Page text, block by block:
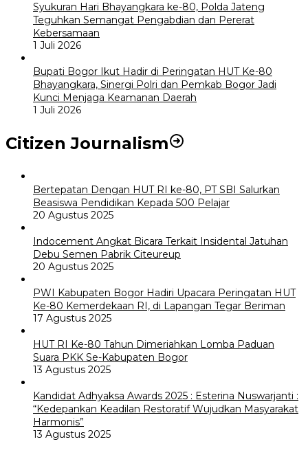
Syukuran Hari Bhayangkara ke-80, Polda Jateng
Teguhkan Semangat Pengabdian dan Pererat
Kebersamaan
1 Juli 2026
Bupati Bogor Ikut Hadir di Peringatan HUT Ke-80
Bhayangkara, Sinergi Polri dan Pemkab Bogor Jadi
Kunci Menjaga Keamanan Daerah
1 Juli 2026
Citizen Journalism
Bertepatan Dengan HUT RI ke-80, PT SBI Salurkan
Beasiswa Pendidikan Kepada 500 Pelajar
20 Agustus 2025
Indocement Angkat Bicara Terkait Insidental Jatuhan
Debu Semen Pabrik Citeureup
20 Agustus 2025
PWI Kabupaten Bogor Hadiri Upacara Peringatan HUT
Ke-80 Kemerdekaan RI, di Lapangan Tegar Beriman
17 Agustus 2025
HUT RI Ke-80 Tahun Dimeriahkan Lomba Paduan
Suara PKK Se-Kabupaten Bogor
13 Agustus 2025
Kandidat Adhyaksa Awards 2025 : Esterina Nuswarjanti :
“Kedepankan Keadilan Restoratif Wujudkan Masyarakat
Harmonis”
13 Agustus 2025